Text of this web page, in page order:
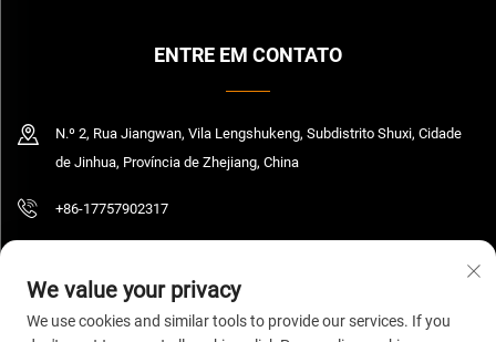
ENTRE EM CONTATO
N.º 2, Rua Jiangwan, Vila Lengshukeng, Subdistrito Shuxi, Cidade
de Jinhua, Província de Zhejiang, China
+86-17757902317
We value your privacy
We use cookies and similar tools to provide our services. If you